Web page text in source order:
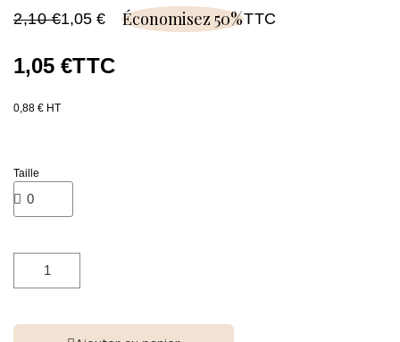
2,10 €1,05 € Économisez 50%TTC
1,05 €TTC
0,88 € HT
Taille